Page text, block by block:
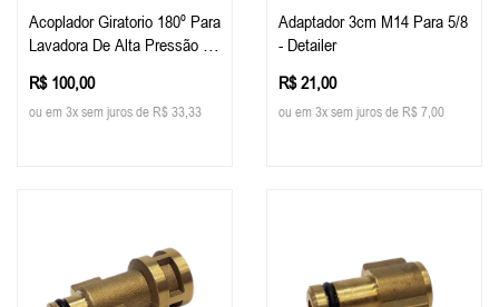
Acoplador Giratorio 180º Para
Lavadora De Alta Pressão -
R$ 100,00
ou em 3x sem juros de R$ 33,33
Adaptador 3cm M14 Para 5/8
- Detailer
R$ 21,00
ou em 3x sem juros de R$ 7,00